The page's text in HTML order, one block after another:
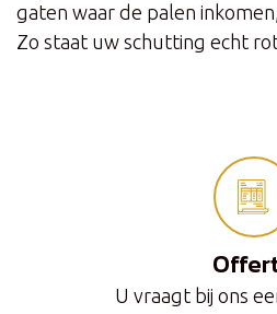
gaten waar de palen
Zo staat uw schutting echt
U vraagt bij ons